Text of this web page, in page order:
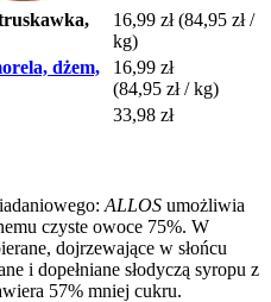
16,99 zł (84,95 zł /
kg)
dżem,
16,99 zł
(84,95 zł / kg)
33,98 zł
ALLOS umożliwia
czyste owoce 75%. W
dojrzewające w słońcu
i dopełniane słodyczą syropu z
57% mniej cukru.